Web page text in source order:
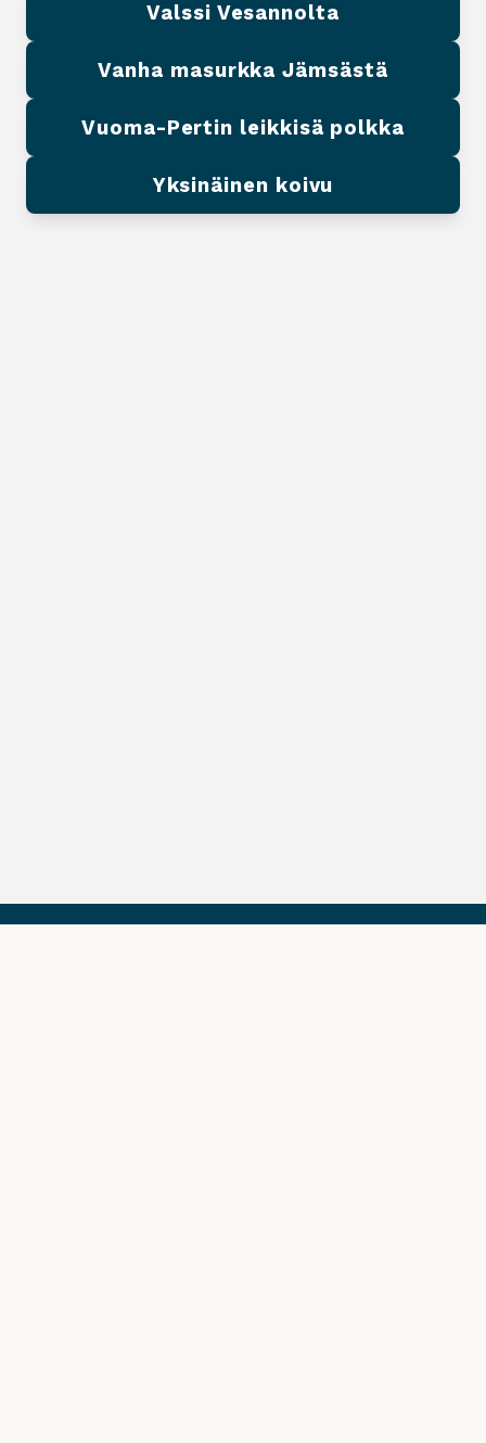
Valssi Vesannolta
Vanha masurkka Jämsästä
Vuoma-Pertin leikkisä polkka
Yksinäinen koivu